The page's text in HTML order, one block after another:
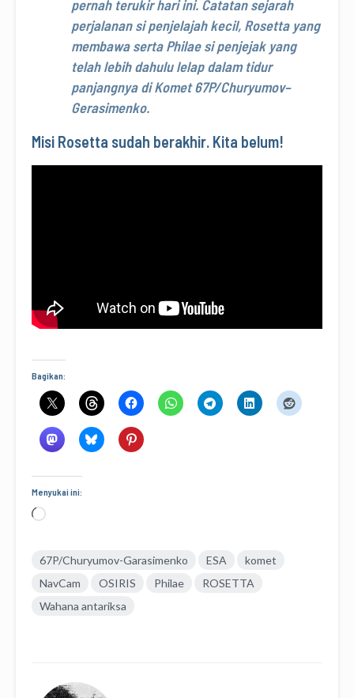
pernah terukir hari ini. Catatan sejarah
perjalanan si penjelajah kecil, Rosetta yang
membawa serta Philae si penjejak yang
telah lebih dahulu lelap dalam tidur
panjangnya di Komet 67P/Churyumov–
Gerasimenko.
Misi Rosetta sudah berakhir. Kita belum!
Bagikan:
Menyukai ini:
Memuat...
67P/Churyumov-Garasimenko ESA
komet
NavCam
OSIRIS Philae
ROSETTA
Wahana antariksa